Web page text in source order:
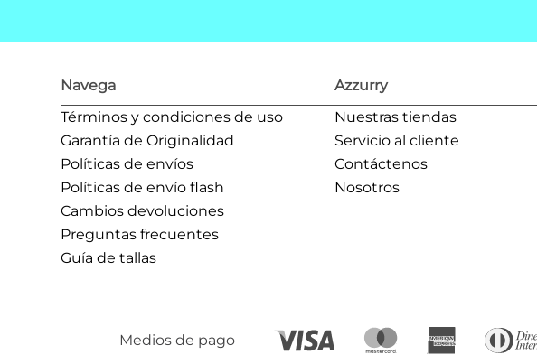
Navega
Términos y condiciones de uso
Garantía de Originalidad
Políticas de envíos
Políticas de envío flash
Cambios devoluciones
Preguntas frecuentes
Guía de tallas
Azzurry
Nuestras tiendas
Servicio al cliente
Contáctenos
Nosotros
Medios de pago